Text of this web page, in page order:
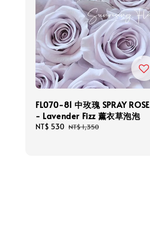
FL070-81 中玫瑰 SPRAY ROSE
- Lavender Fizz 薰衣草泡泡
Sale
NT$ 530 Regular
NT$ 1,350